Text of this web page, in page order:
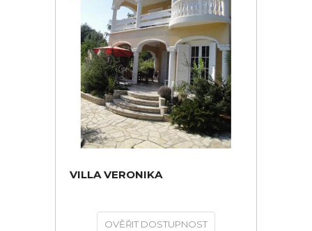
VILLA VERONIKA
OVĚŘIT DOSTUPNOST